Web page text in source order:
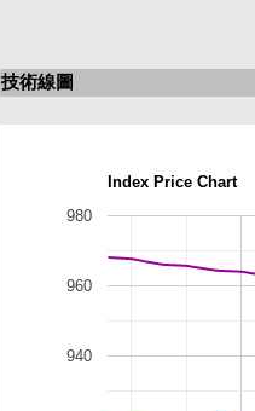
技術線圖
Index Price Chart
940
960
980